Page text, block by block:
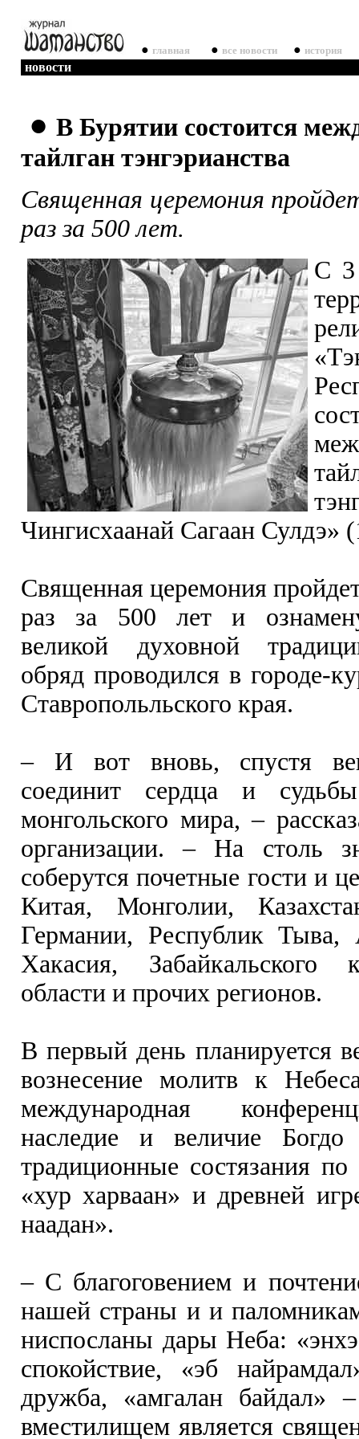
● главная ● все новости ● история
новости
● В Бурятии состоится
тайлган тэнгэрианства
Священная церемония
раз за 500 лет.
С 3
Чингисхаанай Сагаан Сулдэ»
Священная церемония
раз за 500 лет и
великой духовной
обряд проводился в городе-
Ставропольльского края.
– И вот вновь, спустя
соединит сердца и судьбы
монгольского мира, –
организации. – На столь
соберутся почетные гости и
Китая, Монголии,
Германии, Республик
Хакасия, Забайкальского
области и прочих регионов.
В первый день планируется
вознесение молитв к
международная
наследие и величие Богдо
традиционные состязания по
«хур харваан» и древней
наадан».
– С благоговением и
нашей страны и и
ниспосланы дары Неба:
спокойствие, «эб
дружба, «амгалан байдал»
вместилищем является